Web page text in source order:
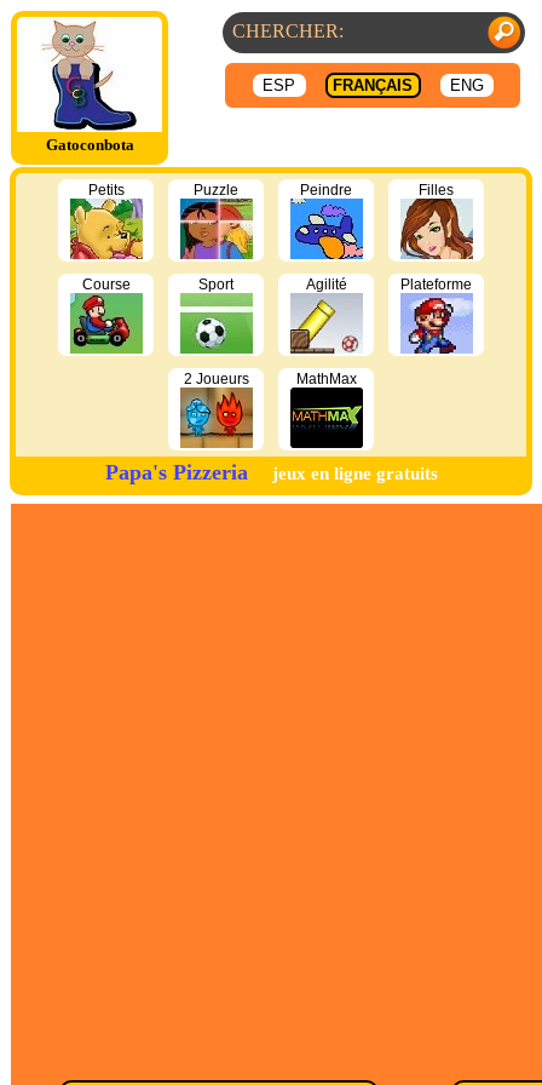
Gatoconbota
ESP FRANÇAIS ENG
Petits Puzzle Peindre Filles
Course Sport Agilité Plateforme
2 Joueurs MathMax
Papa's Pizzeria jeux en ligne gratuits